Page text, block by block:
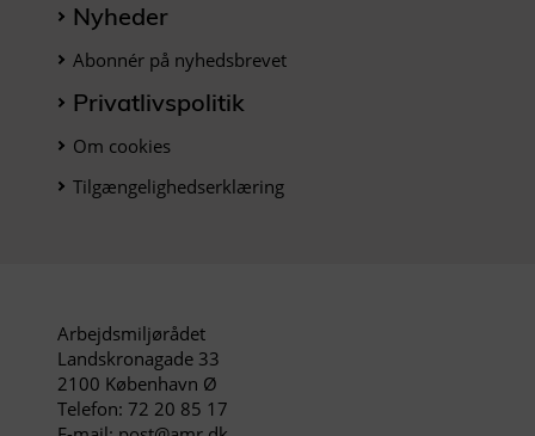
Nyheder
Abonnér på nyhedsbrevet
Privatlivspolitik
Om cookies
Tilgængelighedserklæring
Arbejdsmiljørådet
Landskronagade 33
2100 København Ø
Telefon: 72 20 85 17